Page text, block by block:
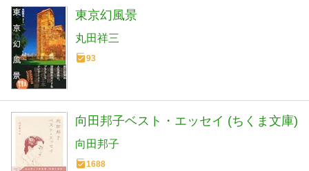
東京幻風景
丸田祥三
93
向田邦子ベスト・エッセイ (ちくま文庫)
向田邦子
1688